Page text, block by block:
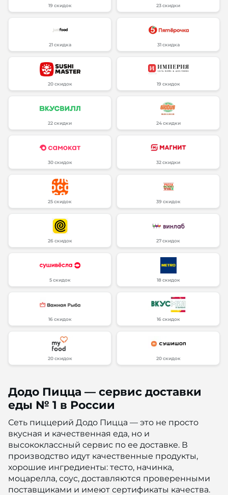
19 скидок 23 скидки
21 скидка 31 скидка
20 скидок 19 скидок
22 скидки 24 скидки
30 скидок 32 скидки
25 скидок 39 скидок
26 скидок 27 скидок
5 скидок 18 скидок
16 скидок 16 скидок
20 скидок 20 скидок
Додо Пицца — сервис доставки
еды № 1 в России
Сеть пиццерий Додо Пицца — это не просто
вкусная и качественная еда, но и
высококлассный сервис по ее доставке. В
производство идут качественные продукты,
хорошие ингредиенты: тесто, начинка,
моцарелла, соус, доставляются проверенными
поставщиками и имеют сертификаты качества.